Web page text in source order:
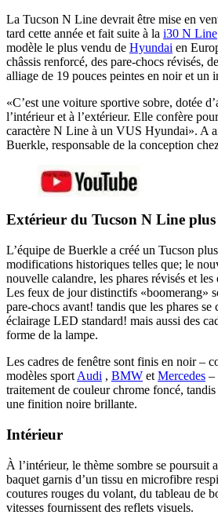
La Tucson N Line devrait être mise en
tard cette année et fait suite à la i30 N Line
modèle le plus vendu de Hyundai en
châssis renforcé, des pare-chocs révisés,
alliage de 19 pouces peintes en noir et un
«C’est une voiture sportive sobre, dotée
l’intérieur et à l’extérieur. Elle confère
caractère N Line à un VUS Hyundai». A
Buerkle, responsable de la conception
Extérieur du Tucson N Line plus
L’équipe de Buerkle a créé un Tucson
modifications historiques telles que; le
nouvelle calandre, les phares révisés et les
Les feux de jour distinctifs «boomerang»
pare-chocs avant! tandis que les phares se
éclairage LED standard! mais aussi des
forme de la lampe.
Les cadres de fenêtre sont finis en noir –
modèles sport Audi , BMW et Mercedes –
traitement de couleur chrome foncé,
une finition noire brillante.
Intérieur
À l’intérieur, le thème sombre se poursuit
baquet garnis d’un tissu en microfibre
coutures rouges du volant, du tableau de
vitesses fournissent des reflets visuels.